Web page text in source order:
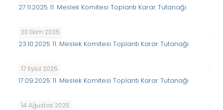
27.11.2025 11. Meslek Komitesi Toplantı Karar Tutanağı
23 Ekim 2025
23.10.2025 11. Meslek Komitesi Toplantı Karar Tutanağı
17 Eylül 2025
17.09.2025 11. Meslek Komitesi Toplantı Karar Tutanağı
14 Ağustos 2025